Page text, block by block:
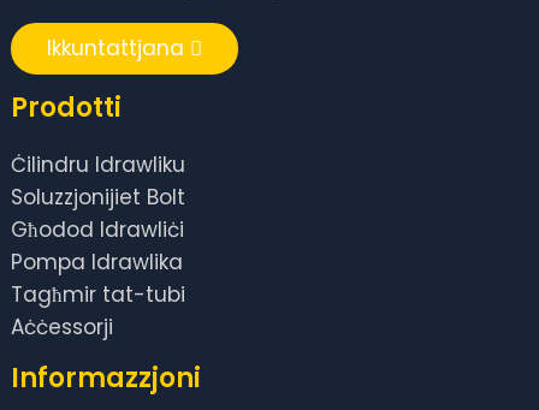
Ikkuntattjana
Prodotti
Ċilindru Idrawliku
Soluzzjonijiet Bolt
Għodod Idrawliċi
Pompa Idrawlika
Tagħmir tat-tubi
Aċċessorji
Informazzjoni